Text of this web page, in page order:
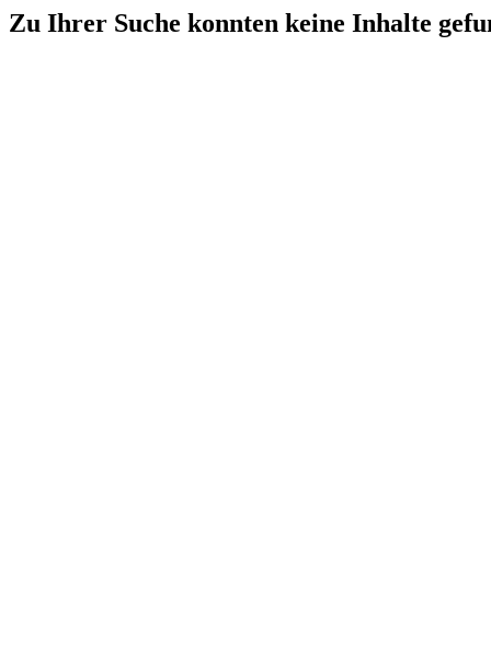
Zu Ihrer Suche konnten keine Inhalte